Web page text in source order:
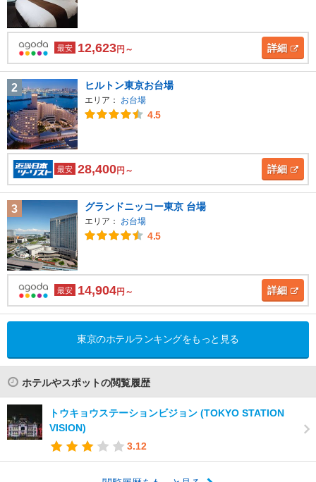
最安 12,623円～ 詳細
2 ヒルトン東京お台場
エリア： お台場
4.5
最安 28,400円～ 詳細
3 グランドニッコー東京 台場
エリア： お台場
4.5
最安 14,904円～ 詳細
東京のホテルランキングをもっと見る
ホテルやスポットの閲覧履歴
トウキョウステーションビジョン (TOKYO STATION
VISION)
3.12